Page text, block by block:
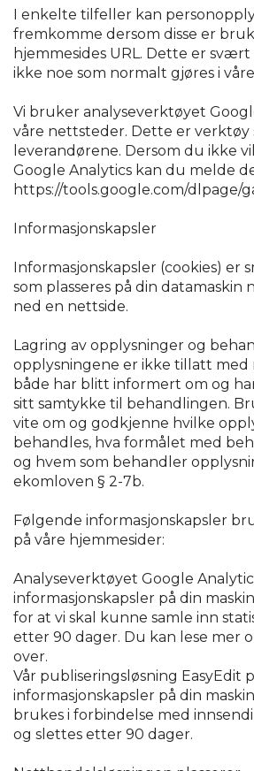
I enkelte tilfeller kan
fremkomme dersom disse er
hjemmesides URL. Dette er
ikke noe som normalt gjøres i
Vi bruker analyseverktøyet
våre nettsteder. Dette er verktøy
leverandørene. Dersom du ikke
Google Analytics kan du melde
https://tools.google.com/dlpage/
Informasjonskapsler
Informasjonskapsler (cookies) er
som plasseres på din datamaskin
ned en nettside.
Lagring av opplysninger og
opplysningene er ikke tillatt
både har blitt informert om og
sitt samtykke til behandlingen.
vite om og godkjenne hvilke
behandles, hva formålet med
og hvem som behandler
ekomloven § 2-7b.
Følgende informasjonskapsler
på våre hjemmesider:
Analyseverktøyet Google
informasjonskapsler på din
for at vi skal kunne samle inn
etter 90 dager. Du kan lese mer
over.
Vår publiseringsløsning EasyEdit
informasjonskapsler på din
brukes i forbindelse med
og slettes etter 90 dager.